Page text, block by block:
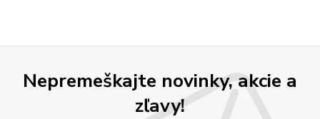
Nepremeškajte novinky, akcie a
zľavy!